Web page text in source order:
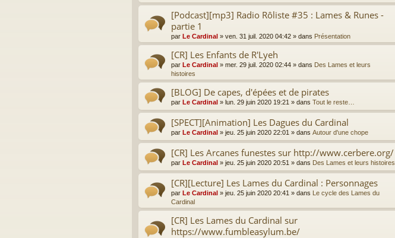
[Podcast][mp3] Radio Rôliste #35 : Lames & Runes -
partie 1
par Le Cardinal » ven. 31 juil. 2020 04:42 » dans Présentation
[CR] Les Enfants de R'Lyeh
par Le Cardinal » mer. 29 juil. 2020 02:44 » dans Des Lames et leurs
histoires
[BLOG] De capes, d'épées et de pirates
par Le Cardinal » lun. 29 juin 2020 19:21 » dans Tout le reste…
[SPECT][Animation] Les Dagues du Cardinal
par Le Cardinal » jeu. 25 juin 2020 22:01 » dans Autour d'une chope
[CR] Les Arcanes funestes sur http://www.cerbere.org/
par Le Cardinal » jeu. 25 juin 2020 20:51 » dans Des Lames et leurs histoires
[CR][Lecture] Les Lames du Cardinal : Personnages
par Le Cardinal » jeu. 25 juin 2020 20:41 » dans Le cycle des Lames du
Cardinal
[CR] Les Lames du Cardinal sur
https://www.fumbleasylum.be/